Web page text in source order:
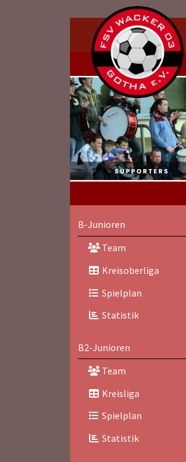
B-Junioren
Team
Kreisoberliga
Spielplan
Statistik
B2-Junioren
Team
Kreisliga
Spielplan
Statistik